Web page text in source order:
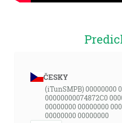
ČESKY
(iTunSMPB) 00000000
00000000074872C0
00000000 00000000
00000000 00000000